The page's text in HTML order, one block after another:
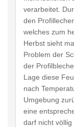
verarbeitet.
den
welches zum
Herbst sieht
Problem der
der
Lage diese
nach
Umgebung
eine
darf nicht